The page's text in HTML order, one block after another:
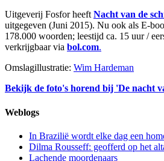
Uitgeverij Fosfor heeft Nacht van de
uitgegeven (Juni 2015). Nu ook als E-
178.000 woorden; leestijd ca. 15 uur /
verkrijgbaar via bol.com.
Omslagillustratie: Wim Hardeman
Bekijk de foto's horend bij 'De nacht
Weblogs
In Brazilië wordt elke dag een
Dilma Rousseff: geofferd op het
Lachende moordenaars